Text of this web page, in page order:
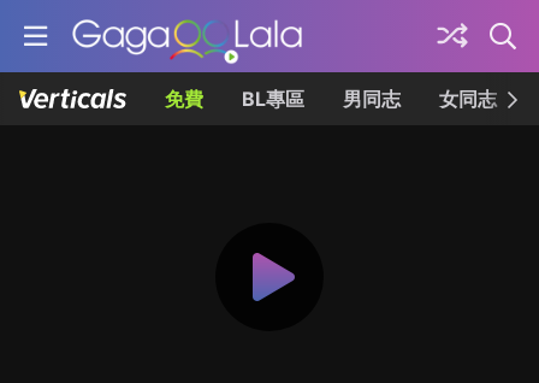
免費 BL專區 男同志 女同志